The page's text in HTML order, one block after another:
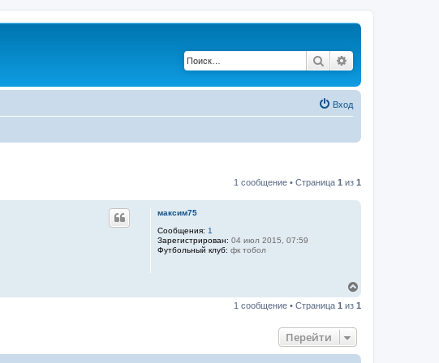
Поиск
Вход
1 сообщение • Страница 1 из 1
максим75
Сообщения: 1
Зарегистрирован: 04 июл 2015, 07:59
Футбольный клуб: фк тобол
р
1 сообщение • Страница 1 из 1
Перейти